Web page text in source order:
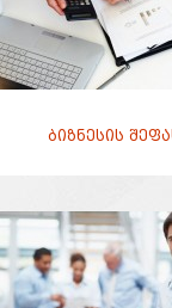
ბიზნესის